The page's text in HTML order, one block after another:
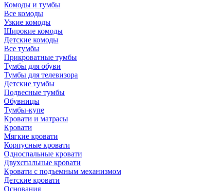
Комоды и тумбы
Все комоды
Узкие комоды
Широкие комоды
Детские комоды
Все тумбы
Прикроватные тумбы
Тумбы для обуви
Тумбы для телевизора
Детские тумбы
Подвесные тумбы
Обувницы
Тумбы-купе
Кровати и матрасы
Кровати
Мягкие кровати
Корпусные кровати
Односпальные кровати
Двухспальные кровати
Кровати с подъемным механизмом
Детские кровати
Основания